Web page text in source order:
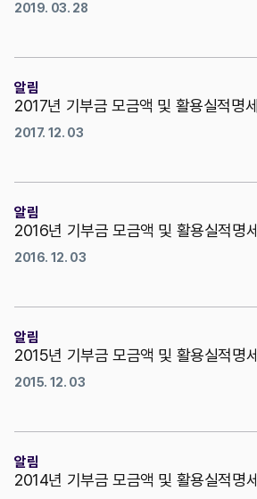
2019. 03. 28
알림
2017년 기부금 모금액 및 활용실적명세
2017. 12. 03
알림
2016년 기부금 모금액 및 활용실적명세
2016. 12. 03
알림
2015년 기부금 모금액 및 활용실적명세
2015. 12. 03
알림
2014년 기부금 모금액 및 활용실적명세